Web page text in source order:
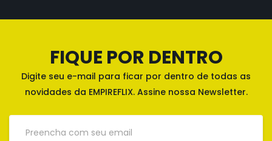
FIQUE POR DENTRO
Digite seu e-mail para ficar por dentro de todas as
novidades da EMPIREFLIX. Assine nossa Newsletter.